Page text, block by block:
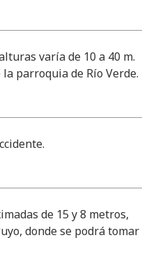
varía de 10 a 40 m.
parroquia de Río Verde.
de 15 y 8 metros,
donde se podrá